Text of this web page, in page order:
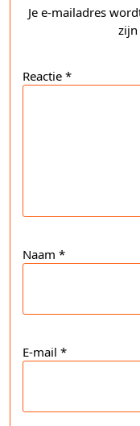
Je e-mailadres
Reactie *
Naam *
E-mail *